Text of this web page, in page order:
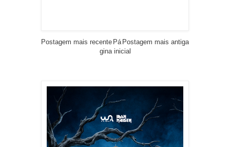
Postagem mais recente Postagem mais antiga
Pá
gina inicial